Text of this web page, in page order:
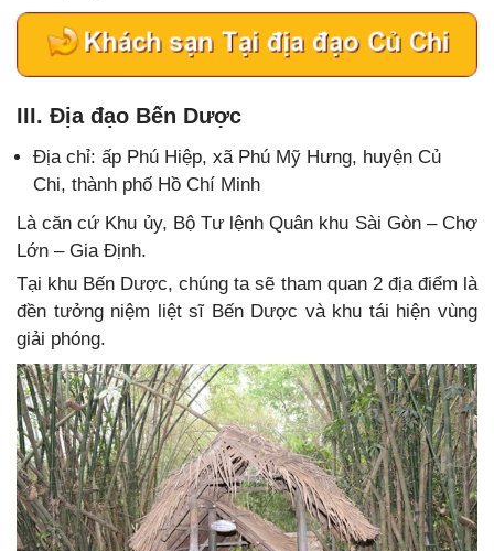
III. Địa đạo Bến Dược
Địa chỉ: ấp Phú Hiệp, xã Phú Mỹ Hưng, huyện Củ
Chi, thành phố Hồ Chí Minh
Là căn cứ Khu ủy, Bộ Tư lệnh Quân khu Sài Gòn – Chợ
Lớn – Gia Định.
Tại khu Bến Dược, chúng ta sẽ tham quan 2 địa điểm là
đền tưởng niệm liệt sĩ Bến Dược và khu tái hiện vùng
giải phóng.